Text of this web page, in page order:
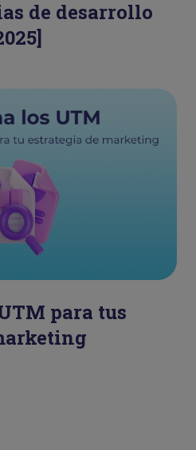
de desarrollo
para tus